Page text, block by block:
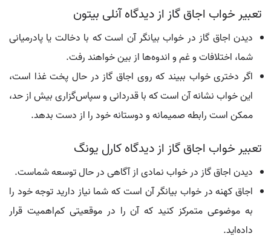
تعبیر خواب اجاق گاز از دیدگاه آنلی بیتون
دیدن اجاق گاز در خواب بیانگر آن است که با دخالت یا پادرمیانی
شما، اختلافات و غم و اندوه‌ها از بین خواهند رفت.
اگر دختری خواب ببیند که روی اجاق گاز در حال پخت غذا است،
این خواب نشانه آن است که با قدردانی و سپاس‌گزاری بیش از حد،
ممکن است رابطه صمیمانه و دوستانه خود را از دست بدهد.
تعبیر خواب اجاق گاز از دیدگاه کارل یونگ
دیدن اجاق گاز در خواب نمادی از آگاهی در حال توسعه شماست.
اجاق کهنه در خواب بیانگر آن است که شما نیاز دارید توجه خود را
به موضوعی متمرکز کنید که آن را در موقعیتی کم‌اهمیت قرار
داده‌اید.